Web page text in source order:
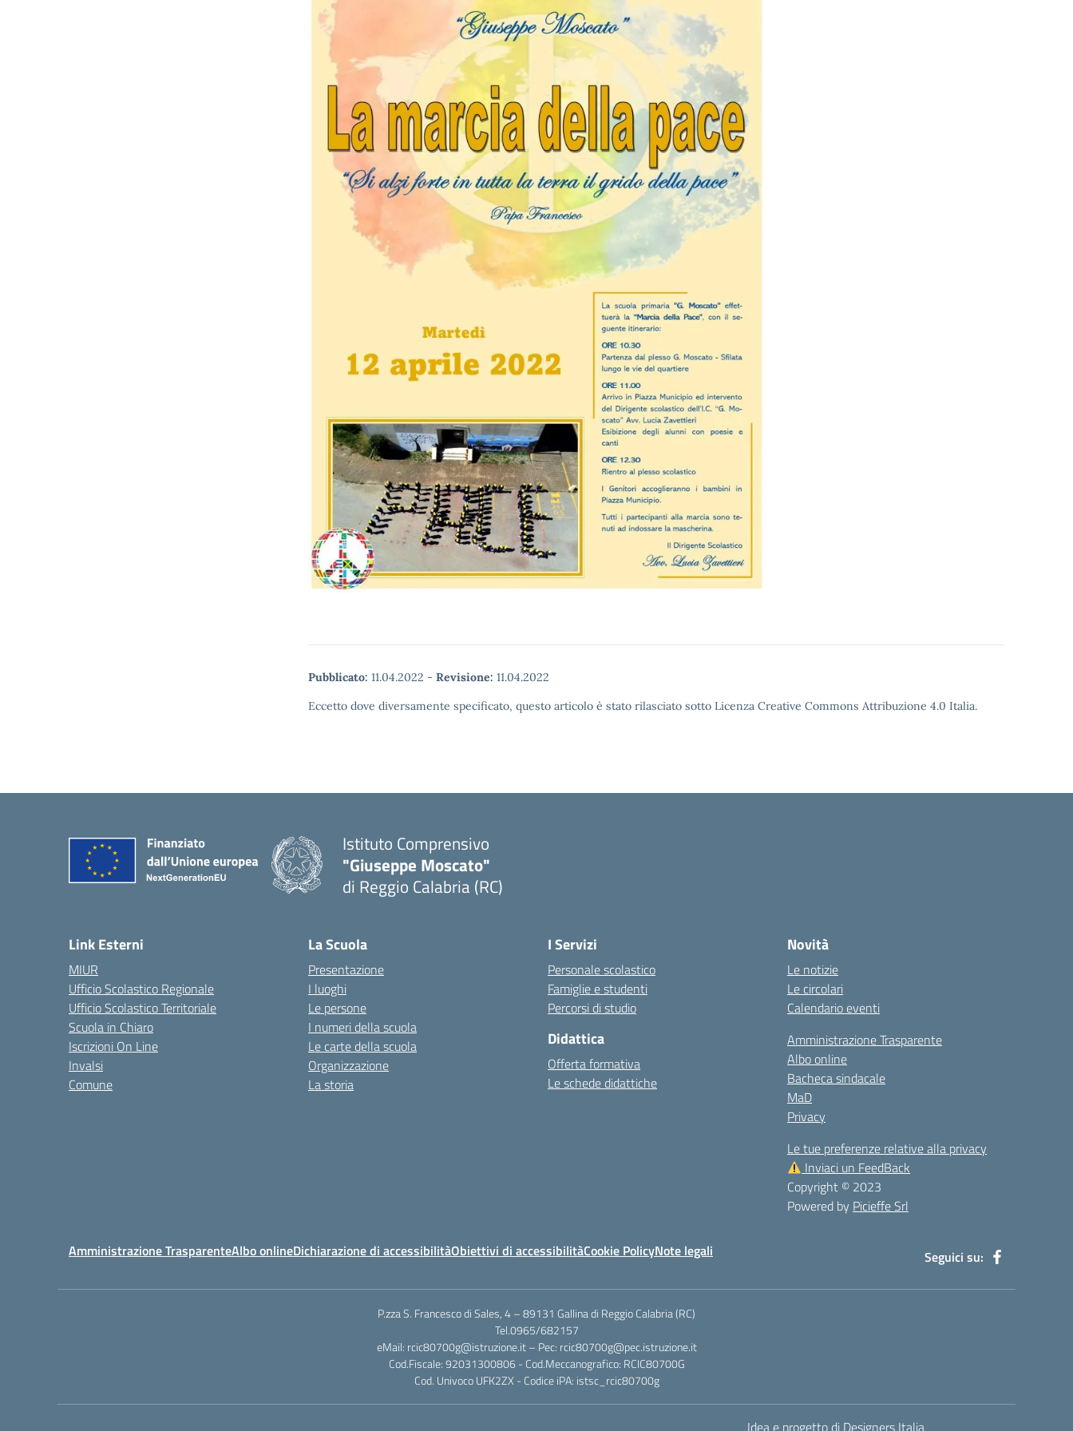
Pubblicato: 11.04.2022 - Revisione: 11.04.2022
Eccetto dove diversamente specificato, questo articolo è stato rilasciato sotto Licenza Creative Commons Attribuzione 4.0 Italia.
Istituto Comprensivo
"Giuseppe Moscato"
di Reggio Calabria (RC)
Link Esterni
MIUR
Ufficio Scolastico Regionale
Ufficio Scolastico Territoriale
Scuola in Chiaro
Iscrizioni On Line
Invalsi
Comune
La Scuola
Presentazione
I luoghi
Le persone
I numeri della scuola
Le carte della scuola
Organizzazione
La storia
I Servizi
Personale scolastico
Famiglie e studenti
Percorsi di studio
Didattica
Offerta formativa
Le schede didattiche
Novità
Le notizie
Le circolari
Calendario eventi
Amministrazione Trasparente
Albo online
Bacheca sindacale
MaD
Privacy
Le tue preferenze relative alla privacy
Inviaci un FeedBack
Copyright © 2023
Powered by Picieffe Srl
Amministrazione TrasparenteAlbo onlineDichiarazione di accessibilitàObiettivi di accessibilitàCookie PolicyNote legali Seguici su:
P.zza S. Francesco di Sales, 4 – 89131 Gallina di Reggio Calabria (RC)
Tel.0965/682157
eMail: rcic80700g@istruzione.it – Pec: rcic80700g@pec.istruzione.it
Cod.Fiscale: 92031300806 - Cod.Meccanografico: RCIC80700G
Cod. Univoco UFK2ZX - Codice iPA: istsc_rcic80700g
Idea e progetto di Designers Italia